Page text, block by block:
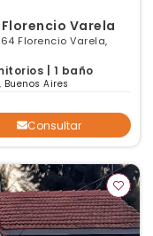
Varela
Florencio Varela,
| 1 baño
Aires
Consultar